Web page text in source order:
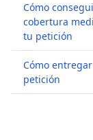
Cómo
cobertura
tu petición
Cómo
petición